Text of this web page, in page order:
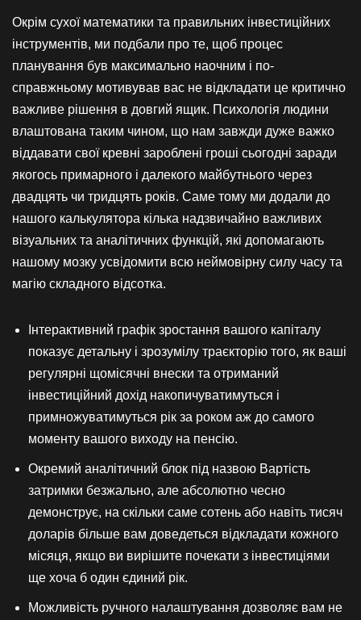
Окрім сухої математики та правильних інвестиційних
інструментів, ми подбали про те, щоб процес
планування був максимально наочним і по-
справжньому мотивував вас не відкладати це критично
важливе рішення в довгий ящик. Психологія людини
влаштована таким чином, що нам завжди дуже важко
віддавати свої кревні зароблені гроші сьогодні заради
якогось примарного і далекого майбутнього через
двадцять чи тридцять років. Саме тому ми додали до
нашого калькулятора кілька надзвичайно важливих
візуальних та аналітичних функцій, які допомагають
нашому мозку усвідомити всю неймовірну силу часу та
магію складного відсотка.
Інтерактивний графік зростання вашого капіталу
показує детальну і зрозумілу траєкторію того, як ваші
регулярні щомісячні внески та отриманий
інвестиційний дохід накопичуватимуться і
примножуватимуться рік за роком аж до самого
моменту вашого виходу на пенсію.
Окремий аналітичний блок під назвою Вартість
затримки безжально, але абсолютно чесно
демонструє, на скільки саме сотень або навіть тисяч
доларів більше вам доведеться відкладати кожного
місяця, якщо ви вирішите почекати з інвестиціями
ще хоча б один єдиний рік.
Можливість ручного налаштування дозволяє вам не